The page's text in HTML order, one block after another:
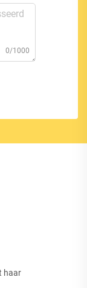
0/1000
haar